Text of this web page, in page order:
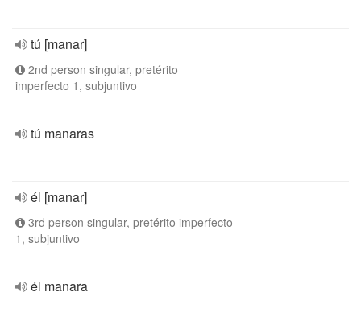
tú [manar]
2nd person singular, pretérito
imperfecto 1, subjuntivo
tú manaras
él [manar]
3rd person singular, pretérito imperfecto
1, subjuntivo
él manara